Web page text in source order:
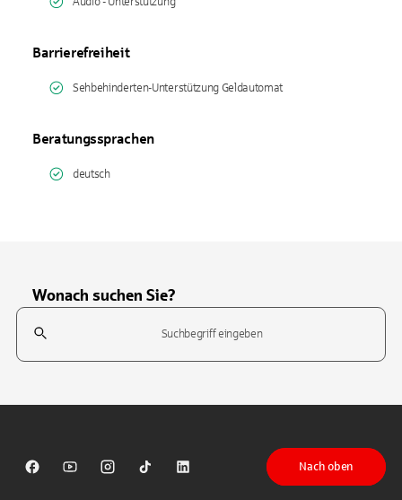
Barrierefreiheit
Sehbehinderten-Unterstützung Geldautomat
Beratungssprachen
deutsch
Wonach suchen Sie?
Suchfeld
Sparkasse auf Facebook
Sparkasse auf Youtube
Sparkasse auf Instagram
Sparkasse auf TikTok
Sparkasse auf LinkedIn
Nach oben